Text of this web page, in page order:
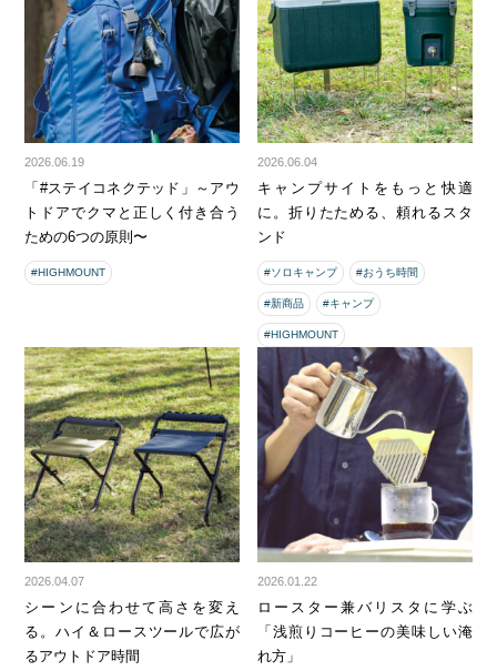
2026.06.19
「#ステイコネクテッド」～アウ
トドアでクマと正しく付き合う
ための6つの原則〜
#HIGHMOUNT
2026.06.04
キャンプサイトをもっと快適
に。折りたためる、頼れるスタ
ンド
#ソロキャンプ #おうち時間
#新商品 #キャンプ
#HIGHMOUNT
2026.04.07
シーンに合わせて高さを変え
る。ハイ＆ロースツールで広が
るアウトドア時間
2026.01.22
ロースター兼バリスタに学ぶ
「浅煎りコーヒーの美味しい淹
れ方」